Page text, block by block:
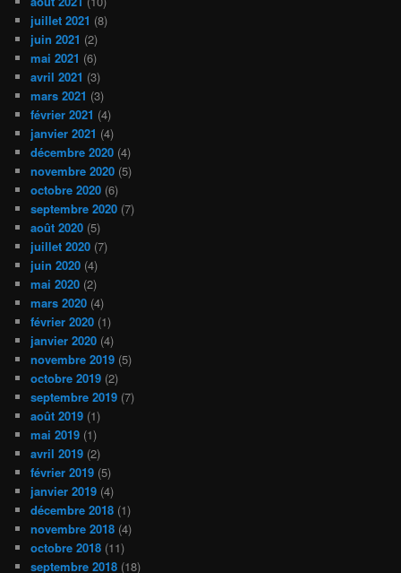
juillet 2021 (8)
juin 2021 (2)
mai 2021 (6)
avril 2021 (3)
mars 2021 (3)
février 2021 (4)
janvier 2021 (4)
décembre 2020 (4)
novembre 2020 (5)
octobre 2020 (6)
septembre 2020 (7)
août 2020 (5)
juillet 2020 (7)
juin 2020 (4)
mai 2020 (2)
mars 2020 (4)
février 2020 (1)
janvier 2020 (4)
novembre 2019 (5)
octobre 2019 (2)
septembre 2019 (7)
août 2019 (1)
mai 2019 (1)
avril 2019 (2)
février 2019 (5)
janvier 2019 (4)
décembre 2018 (1)
novembre 2018 (4)
octobre 2018 (11)
septembre 2018 (18)